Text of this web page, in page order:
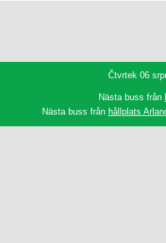
Čtvrtek 06
Nästa buss från
Nästa buss från hållplats